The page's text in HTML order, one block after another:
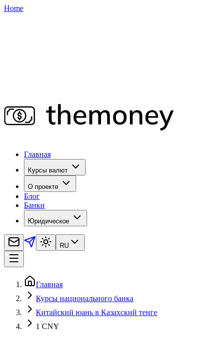
Home
Главная
Курсы валют
О проекте
Блог
Банки
Юридическое
RU
Главная
Курсы национального банка
Китайский юань в Казахский тенге
1 CNY